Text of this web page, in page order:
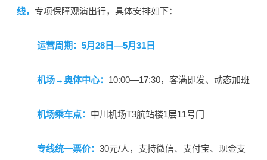
线， 专项保障观演出行，具体安排如下：
运营周期：5月28日—5月31日
机场→奥体中心： 10:00—17:30，客满即发、动态加班
机场乘车点： 中川机场T3航站楼1层11号门
专线统一票价： 30元/人，支持微信、支付宝、现金支